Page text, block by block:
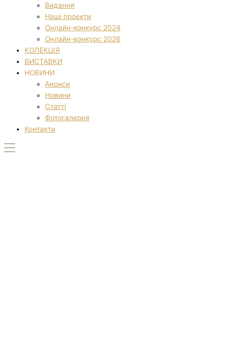
Видання
Наші проекти
Онлайн-конкурс 2024
Онлайн-конкурс 2026
КОЛЕКЦІЯ
ВИСТАВКИ
НОВИНИ
Анонси
Новини
Статті
Фотогалерея
Контакти